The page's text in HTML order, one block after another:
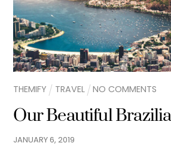
THEMIFY TRAVEL NO COMMENTS
Our Beautiful
JANUARY6,2019